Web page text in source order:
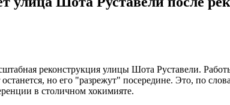
реконструкция улицы Шота Руставели.
но его "разрежут" посередине. Это, по
в столичном хокимияте.